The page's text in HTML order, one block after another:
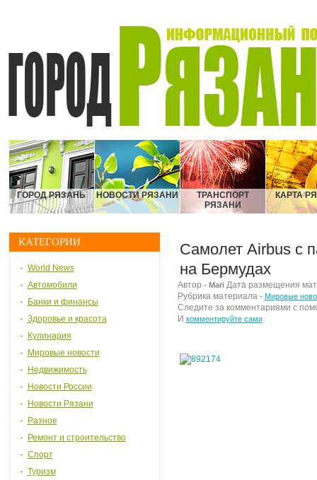
ГОРОД РЯЗАНЬ НОВОСТИ РЯЗАНИ
ТРАНСПОРТ
РЯЗАНИ
КАРТА
КАТЕГОРИИ
World News
Автомобили
Банки и финансы
Здоровье и красота
Кулинария
Мировые новости
Недвижимость
Новости России
Новости Рязани
Разное
Ремонт и строительство
Спорт
Туризм
Самолет Airbus с
на Бермудах
Автор - MariДата размещения
Рубрика материала - Мировые
Следите за комментариями с
И комментируйте сами